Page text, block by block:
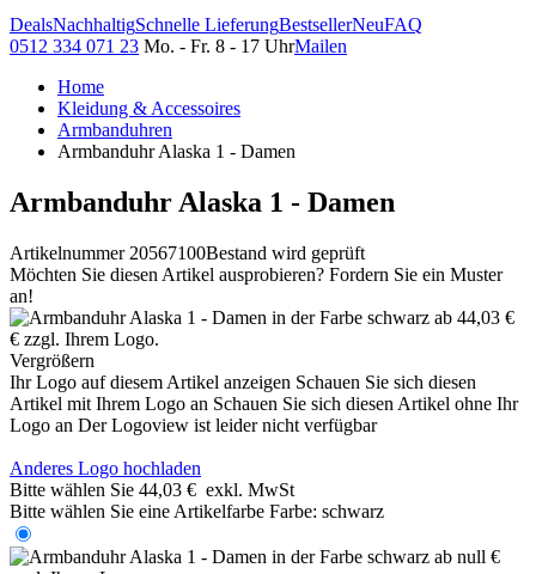
DealsNachhaltigSchnelle LieferungBestsellerNeuFAQ
0512 334 071 23 Mo. - Fr. 8 - 17 UhrMailen
Home
Kleidung & Accessoires
Armbanduhren
Armbanduhr Alaska 1 - Damen
Armbanduhr Alaska 1 - Damen
Artikelnummer 20567100Bestand wird geprüft
Möchten Sie diesen Artikel ausprobieren? Fordern Sie ein Muster
an!
Vergrößern
Ihr Logo auf diesem Artikel anzeigen Schauen Sie sich diesen
Artikel mit Ihrem Logo an Schauen Sie sich diesen Artikel ohne Ihr
Logo an Der Logoview ist leider nicht verfügbar
Anderes Logo hochladen
Bitte wählen Sie 44,03 € exkl. MwSt
Bitte wählen Sie eine Artikelfarbe Farbe: schwarz